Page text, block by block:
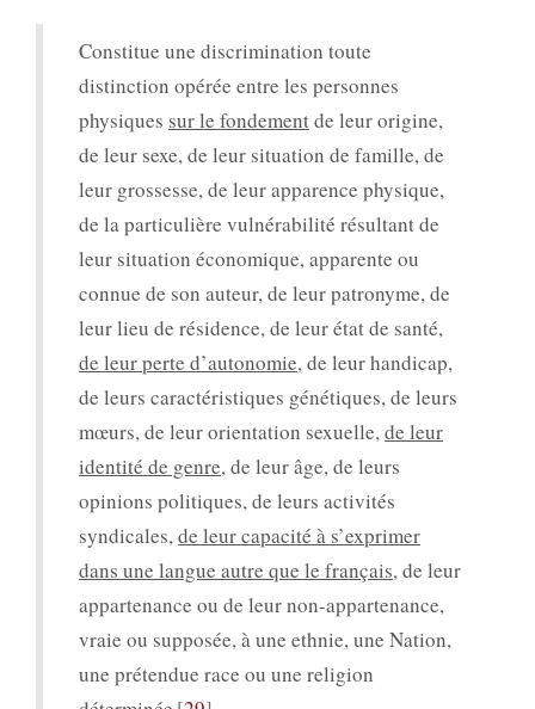
Constitue une discrimination toute
distinction opérée entre les personnes
physiques sur le fondementde leur origine,
de leur sexe, de leur situation de famille, de
leur grossesse, de leur apparence physique,
de la particulière vulnérabilité résultant de
leur situation économique, apparente ou
connue de son auteur, de leur patronyme, de
leur lieu de résidence, de leur état de santé,
de leur perte d’autonomie, de leur handicap,
de leurs caractéristiques génétiques, de leurs
mœurs, de leur orientation sexuelle,de leur
identité de genre, de leur âge, de leurs
opinions politiques, de leurs activités
syndicales,de leur capacité à s’exprimer
dans une langue autre que le français, de leur
appartenance ou de leur non-appartenance,
vraie ou supposée, à une ethnie, une Nation,
une prétendue race ou une religion